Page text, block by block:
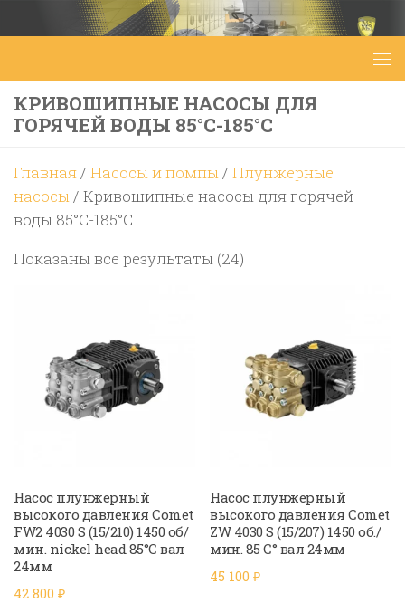
Перейти к содержимому
КРИВОШИПНЫЕ НАСОСЫ ДЛЯ
ГОРЯЧЕЙ ВОДЫ 85°C-185°C
Главная/ Насосы и помпы/ Плунжерные
насосы/ Кривошипные насосы для горячей
воды 85°C-185°C
Показаны все результаты (24)
Насос плунжерный
высокого давления Comet
FW2 4030 S (15/210) 1450 об/
мин. nickel head 85°C вал
24мм
42 800 ₽
Насос плунжерный
высокого давления Comet
ZW 4030 S (15/207) 1450 об./
мин. 85 C° вал 24мм
45 100₽